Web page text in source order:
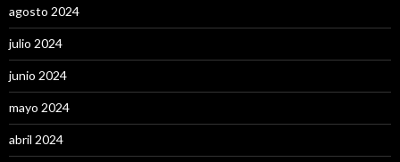
agosto 2024
julio 2024
junio 2024
mayo 2024
abril 2024